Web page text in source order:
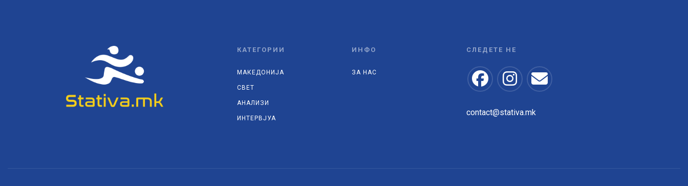
КАТЕГОРИИ
МАКЕДОНИЈА
СВЕТ
АНАЛИЗИ
ИНТЕРВЈУА
ИНФО
ЗА НАС
СЛЕДЕТЕ НЕ
contact@stativa.mk